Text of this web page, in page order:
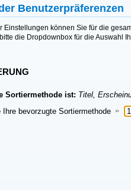
Benutzerpräferenzen
Einstellungen können Sie für die
die Dropdownbox für die Auswahl
Sortiermethode ist: Titel,
Ihre bevorzugte Sortiermethode